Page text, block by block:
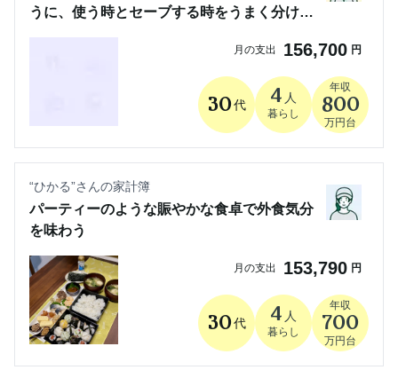
うに、使う時とセーブする時をうまく分け
月の支出 156,700 円
30代 4 人
暮らし
年収
800
万円台
“ひかる”さんの家計簿
パーティーのような賑やかな食卓で外食気分
を味わう
月の支出 153,790 円
30代 4 人
暮らし
年収
700
万円台